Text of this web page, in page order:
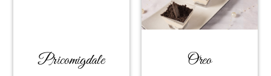
Pricomigdale Oreo